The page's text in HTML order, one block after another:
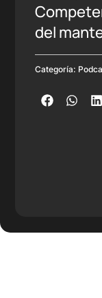
del
Categoría: